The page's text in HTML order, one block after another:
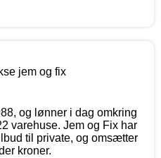
og lønner i dag omkring
varehuse. Jem og Fix har
til private, og omsætter
kroner.